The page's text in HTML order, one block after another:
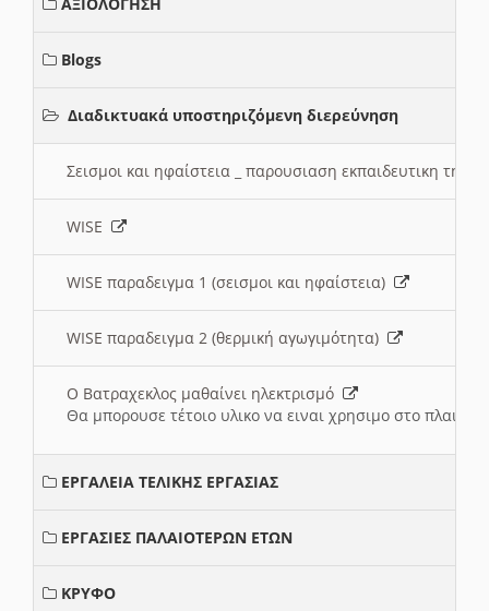
Blogs
Διαδικτυακά υποστηριζόμενη διερεύνηση
Σεισμοι και ηφαίστεια _ παρουσιαση εκπαιδευτικη
WISE
WISE παραδειγμα 1 (σεισμοι και ηφαίστεια)
WISE παραδειγμα 2 (θερμική αγωγιμότητα)
Ο Βατραχεκλος μαθαίνει ηλεκτρισμό
Θα μπορουσε τέτοιο υλικο να ειναι χρησιμο στο
ΕΡΓΑΛΕΙΑ ΤΕΛΙΚΗΣ ΕΡΓΑΣΙΑΣ
ΕΡΓΑΣΙΕΣ ΠΑΛΑΙΟΤΕΡΩΝ ΕΤΩΝ
ΚΡΥΦΟ